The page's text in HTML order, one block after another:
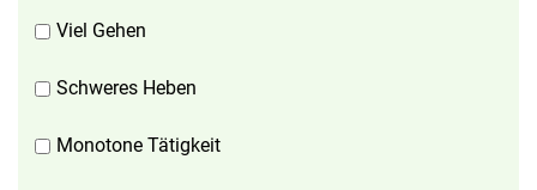
Viel Gehen
Schweres Heben
Monotone Tätigkeit